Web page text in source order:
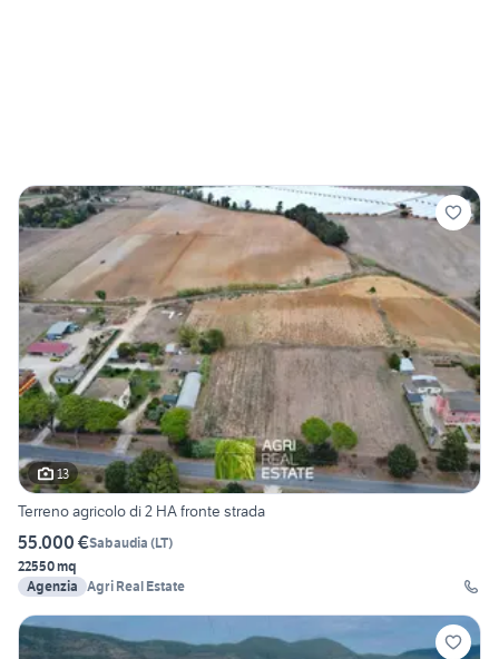
13
Terreno agricolo di 2 HA fronte strada
55.000 €Sabaudia (LT)
22550 mq
Agenzia Agri Real Estate